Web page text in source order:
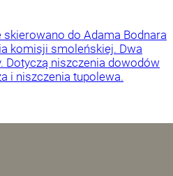
skierowano do Adama Bodnara
komisji smoleńskiej. Dwa
Dotyczą niszczenia dowodów
i niszczenia tupolewa.